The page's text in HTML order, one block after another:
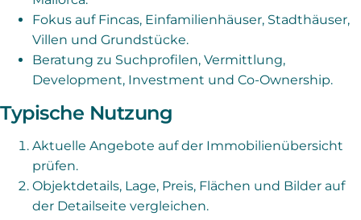
Fokus auf Fincas, Einfamilienhäuser, Stadthäuser,
Villen und Grundstücke.
Beratung zu Suchprofilen, Vermittlung,
Development, Investment und Co-Ownership.
Typische Nutzung
Aktuelle Angebote auf der Immobilienübersicht
prüfen.
Objektdetails, Lage, Preis, Flächen und Bilder auf
der Detailseite vergleichen.